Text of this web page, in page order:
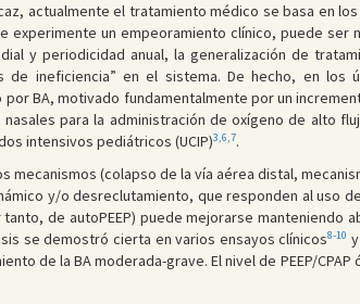
actualmente el tratamiento médico se basa en
un empeoramiento clínico, puede
y periodicidad anual, la generalización de
de ineficiencia” en el sistema. De hecho, en los
BA, motivado fundamentalmente por un
para la administración de oxígeno de alto
intensivos pediátricos (UCIP)3,6,7.
(colapso de la vía aérea distal,
y/o desreclutamiento, que responden al uso
de autoPEEP) puede mejorarse manteniendo
se demostró cierta en varios ensayos clínicos8-10
de la BA moderada-grave. El nivel de PEEP/